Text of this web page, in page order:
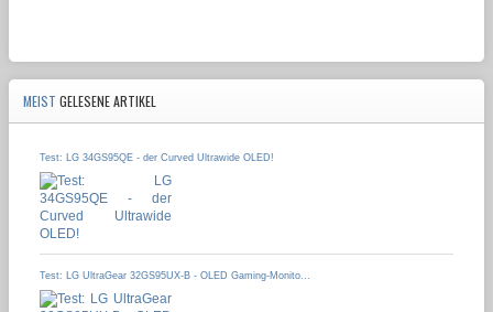
MEIST GELESENE ARTIKEL
Test: LG 34GS95QE - der Curved Ultrawide OLED!
Test: LG UltraGear 32GS95UX-B - OLED Gaming-Monito...